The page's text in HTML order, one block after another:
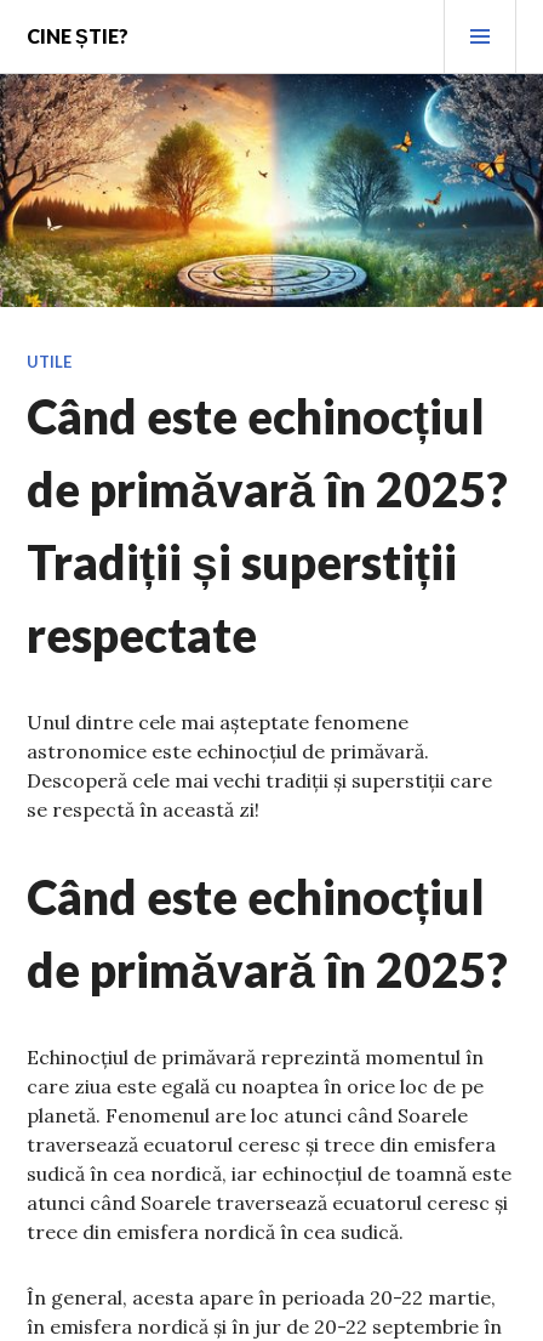
content
CINE ȘTIE?
UTILE
Când este echinocțiul
de primăvară în 2025?
Tradiții și superstiții
respectate
Unul dintre cele mai așteptate fenomene
astronomice este echinocțiul de primăvară.
Descoperă cele mai vechi tradiții și superstiții care
se respectă în această zi!
Când este echinocțiul
de primăvară în 2025?
Echinocțiul de primăvară reprezintă momentul în
care ziua este egală cu noaptea în orice loc de pe
planetă. Fenomenul are loc atunci când Soarele
traversează ecuatorul ceresc și trece din emisfera
sudică în cea nordică, iar echinocțiul de toamnă este
atunci când Soarele traversează ecuatorul ceresc și
trece din emisfera nordică în cea sudică.
În general, acesta apare în perioada 20-22 martie,
în emisfera nordică și în jur de 20-22 septembrie în